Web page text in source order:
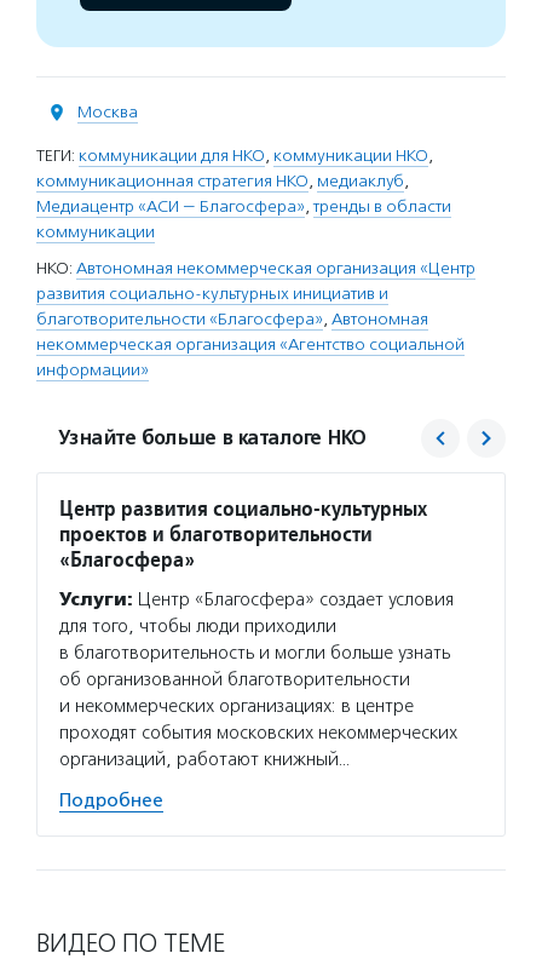
Москва
ТЕГИ: коммуникации для НКО, коммуникации НКО,
коммуникационная стратегия НКО, медиаклуб,
Медиацентр «АСИ — Благосфера»,тренды в области
коммуникации
НКО: Автономная некоммерческая организация «Центр
развития социально-культурных инициатив и
благотворительности «Благосфера», Автономная
некоммерческая организация «Агентство социальной
информации»
Узнайте больше в каталоге НКО
Центр развития социально-культурных
проектов и благотворительности
«Благосфера»
Услуги: Центр «Благосфера» создает условия
для того, чтобы люди приходили
в благотворительность и могли больше узнать
об организованной благотворительности
и некоммерческих организациях: в центре
проходят события московских некоммерческих
организаций, работают книжный…
Подробнее
ВИДЕО ПО ТЕМЕ